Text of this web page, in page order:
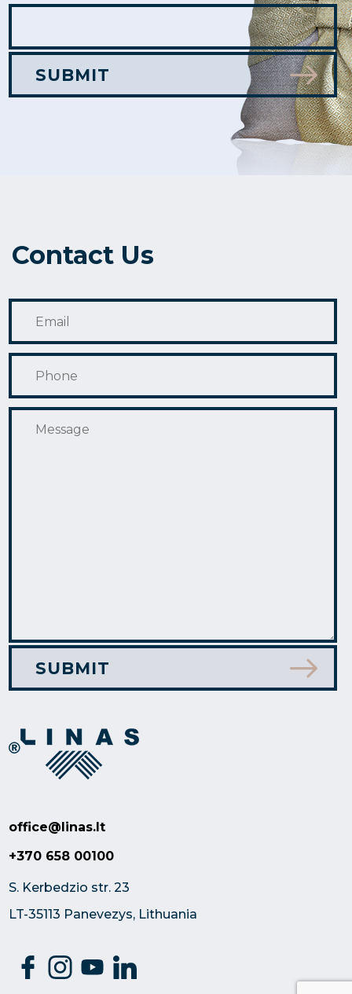
Contact Us
office@linas.lt
+370 658 00100
S. Kerbedzio str. 23
LT-35113 Panevezys, Lithuania